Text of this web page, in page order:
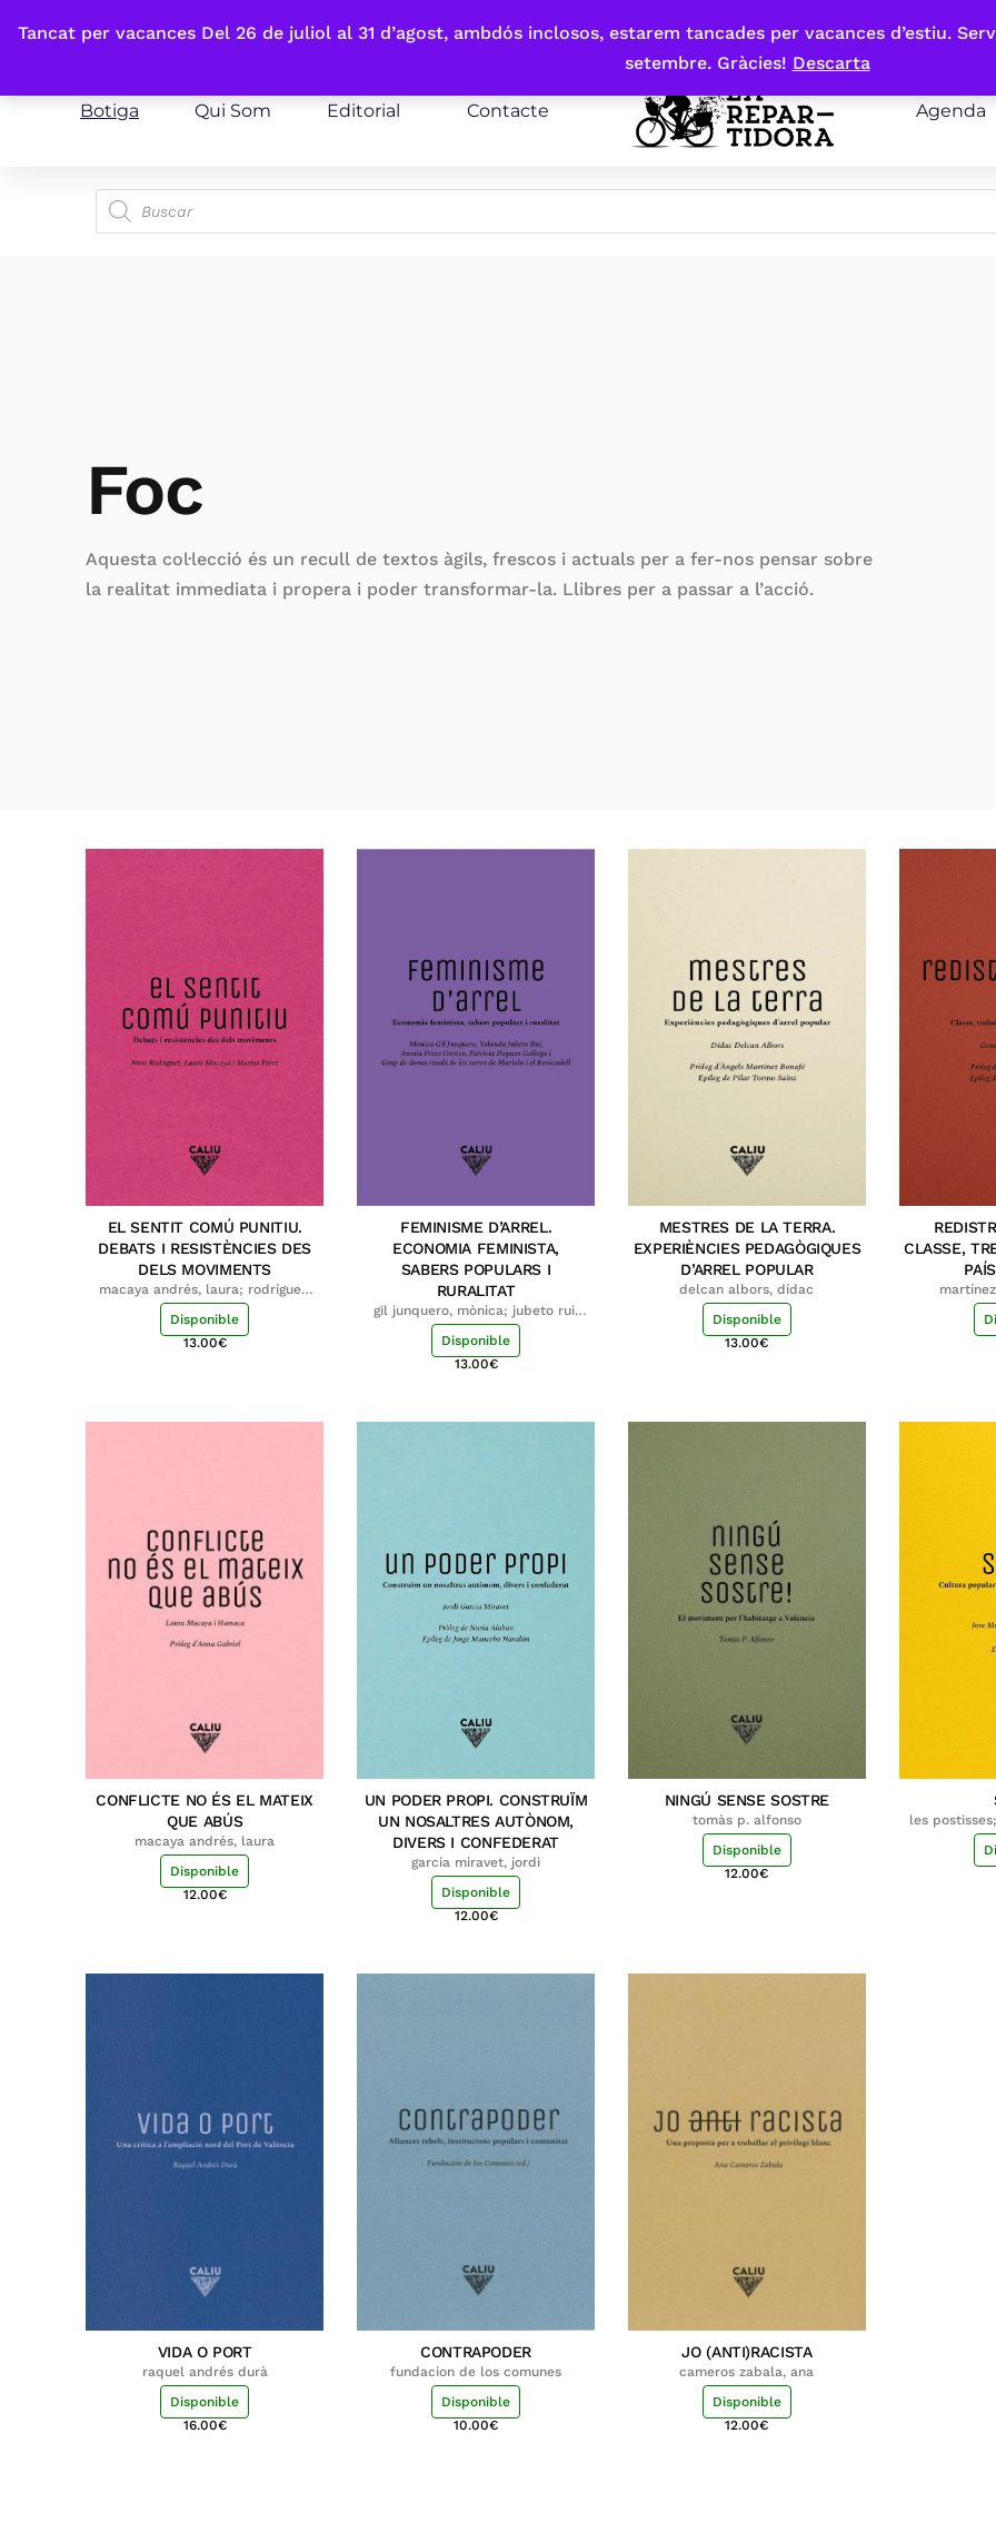
Tancat per vacances Del 26 de juliol al 31 d’agost, ambdós inclosos, estarem tancades per vacances d’estiu.
setembre. Gràcies! Descarta
Fes-te'n sòcia
Botiga Qui Som Editorial Contacte Agenda
Foc
Aquesta col·lecció és un recull de textos àgils, frescos i actuals per a fer-nos pensar sobre
la realitat immediata i propera i poder transformar-la. Llibres per a passar a l’acció.
EL SENTIT COMÚ PUNITIU.
DEBATS I RESISTÈNCIES DES
DELS MOVIMENTS
macaya andrés, laura; rodríguez,
nora; pérez colina, marisa
Disponible
13.00€
FEMINISME D’ARREL.
ECONOMIA FEMINISTA,
SABERS POPULARS I
RURALITAT
gil junquero, mònica; jubeto rui,
yolanda; pérez orozco, amaia;
dopazo gallego, patricia; grup
dones rurals serres mariola i
Disponible
13.00€
MESTRES DE LA TERRA.
EXPERIÈNCIES PEDAGÒGIQUES
D’ARREL POPULAR
delcan albors, dídac
Disponible
13.00€
CLASSE,
CONFLICTE NO ÉS EL MATEIX
QUE ABÚS
macaya andrés, laura
Disponible
12.00€
UN PODER PROPI. CONSTRUÏM
UN NOSALTRES AUTÒNOM,
DIVERS I CONFEDERAT
garcia miravet, jordi
Disponible
12.00€
NINGÚ SENSE SOSTRE
tomàs p. alfonso
Disponible
12.00€
les
valència;
VIDA O PORT
raquel andrés durà
Disponible
16.00€
CONTRAPODER
fundacion de los comunes
Disponible
10.00€
JO (ANTI)RACISTA
cameros zabala, ana
Disponible
12.00€